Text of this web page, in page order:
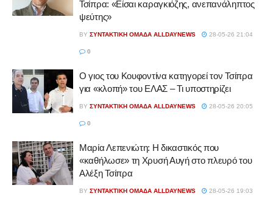
Τσίπρα: «Είσαι καραγκιόζης, ανεπανάληπτος
ψεύτης»
BY ΣΥΝΤΑΚΤΙΚΉ ΟΜΆΔΑ ALLDAYNEWS 28-05-26 21:04
0
Ο γιος του Κουφοντίνα κατηγορεί τον Τσίπρα
για «κλοπή» του ΕΛΑΣ – Τι υποστηρίζει
BY ΣΥΝΤΑΚΤΙΚΉ ΟΜΆΔΑ ALLDAYNEWS 28-05-26 20:05
0
Μαρία Λεπενιώτη: Η δικαστικός που
«καθήλωσε» τη Χρυσή Αυγή στο πλευρό του
Αλέξη Τσίπρα
BY ΣΥΝΤΑΚΤΙΚΉ ΟΜΆΔΑ ALLDAYNEWS 28-05-26 19:03